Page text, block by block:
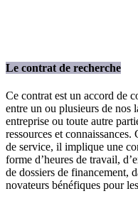
Le contrat de recherche
Ce contrat est un accord de
entre un ou plusieurs de nos
entreprise ou toute autre
ressources et
de service, il implique une
forme d’heures de travail,
de dossiers de financement,
novateurs bénéfiques pour